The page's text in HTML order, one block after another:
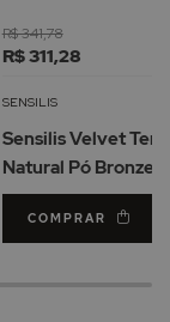
R$ 311,28
R$ 341,78
SENSILIS
Sensilis Velvet
Natural Pó
COMPRAR